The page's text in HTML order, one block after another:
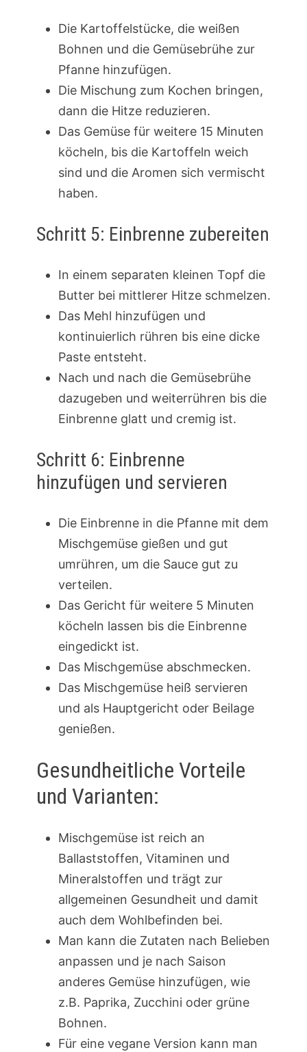
Die Kartoffelstücke, die weißen
Bohnen und die Gemüsebrühe zur
Pfanne hinzufügen.
Die Mischung zum Kochen bringen,
dann die Hitze reduzieren.
Das Gemüse für weitere 15 Minuten
köcheln, bis die Kartoffeln weich
sind und die Aromen sich vermischt
haben.
Schritt 5: Einbrenne zubereiten
In einem separaten kleinen Topf die
Butter bei mittlerer Hitze schmelzen.
Das Mehl hinzufügen und
kontinuierlich rühren bis eine dicke
Paste entsteht.
Nach und nach die Gemüsebrühe
dazugeben und weiterrühren bis die
Einbrenne glatt und cremig ist.
Schritt 6: Einbrenne
hinzufügen und servieren
Die Einbrenne in die Pfanne mit dem
Mischgemüse gießen und gut
umrühren, um die Sauce gut zu
verteilen.
Das Gericht für weitere 5 Minuten
köcheln lassen bis die Einbrenne
eingedickt ist.
Das Mischgemüse abschmecken.
Das Mischgemüse heiß servieren
und als Hauptgericht oder Beilage
genießen.
Gesundheitliche Vorteile
und Varianten:
Mischgemüse ist reich an
Ballaststoffen, Vitaminen und
Mineralstoffen und trägt zur
allgemeinen Gesundheit und damit
auch dem Wohlbefinden bei.
Man kann die Zutaten nach Belieben
anpassen und je nach Saison
anderes Gemüse hinzufügen, wie
z.B. Paprika, Zucchini oder grüne
Bohnen.
Für eine vegane Version kann man